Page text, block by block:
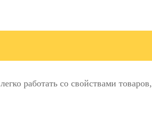
работать со свойствами товаров,